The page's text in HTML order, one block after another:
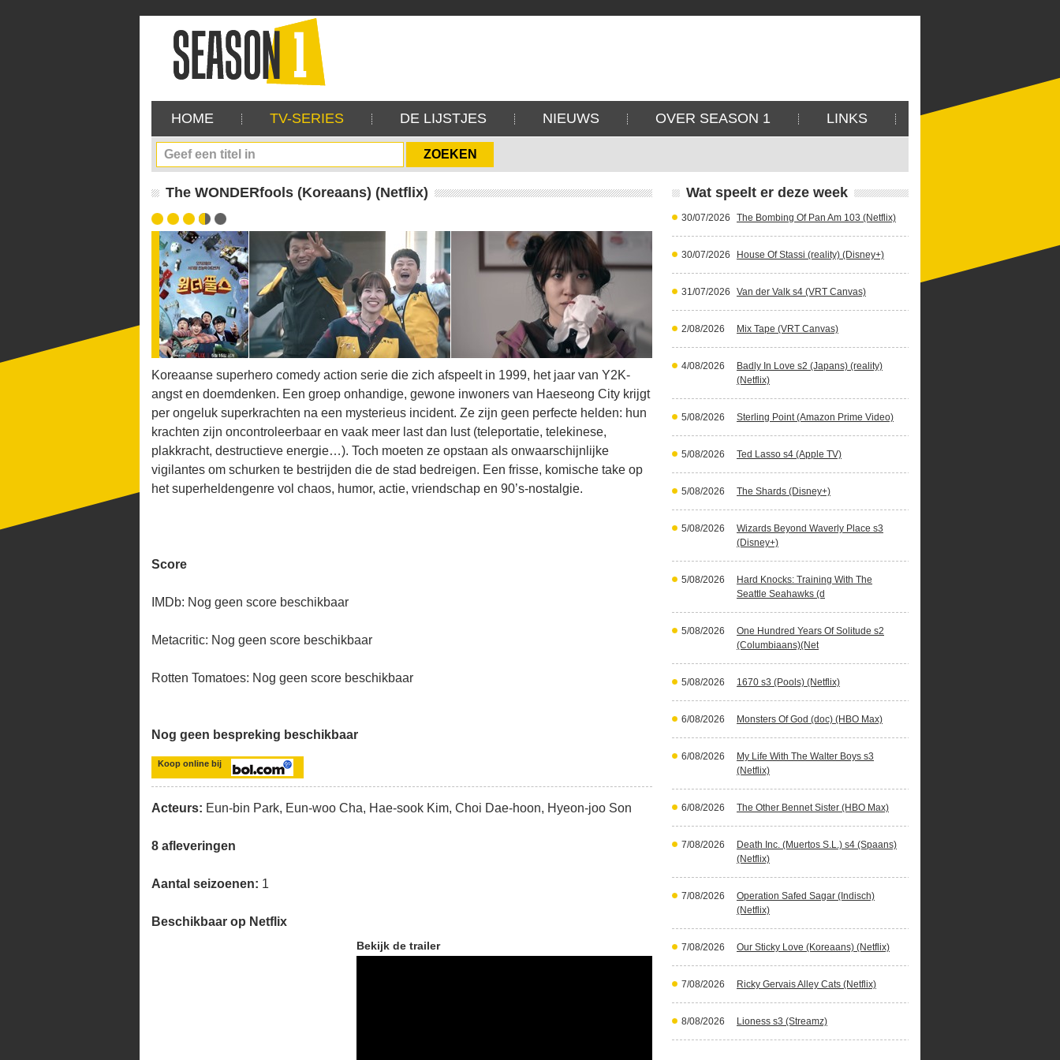
HOME TV-SERIES DE LIJSTJES NIEUWS OVER SEASON 1 LINKS
The WONDERfools (Koreaans) (Netflix)
Koreaanse superhero comedy action serie die zich afspeelt in 1999, het jaar van Y2K-
angst en doemdenken. Een groep onhandige, gewone inwoners van Haeseong City krijgt
per ongeluk superkrachten na een mysterieus incident. Ze zijn geen perfecte helden: hun
krachten zijn oncontroleerbaar en vaak meer last dan lust (teleportatie, telekinese,
plakkracht, destructieve energie…). Toch moeten ze opstaan als onwaarschijnlijke
vigilantes om schurken te bestrijden die de stad bedreigen. Een frisse, komische take op
het superheldengenre vol chaos, humor, actie, vriendschap en 90’s-nostalgie.
Score
IMDb: Nog geen score beschikbaar
Metacritic: Nog geen score beschikbaar
Rotten Tomatoes: Nog geen score beschikbaar
Nog geen bespreking beschikbaar
Koop online bij
Acteurs: Eun-bin Park, Eun-woo Cha, Hae-sook Kim, Choi Dae-hoon, Hyeon-joo Son
8 afleveringen
Aantal seizoenen: 1
Beschikbaar op Netflix
Bekijk de trailer
Wat speelt er deze week
30/07/2026 The Bombing Of Pan Am 103 (Netflix)
30/07/2026 House Of Stassi (reality) (Disney+)
31/07/2026 Van der Valk s4 (VRT Canvas)
2/08/2026 Mix Tape (VRT Canvas)
4/08/2026
Badly In Love s2 (Japans) (reality)
(Netflix)
5/08/2026 Sterling Point (Amazon Prime Video)
5/08/2026 Ted Lasso s4 (Apple TV)
5/08/2026 The Shards (Disney+)
5/08/2026
Wizards Beyond Waverly Place s3
(Disney+)
5/08/2026
Hard Knocks: Training With The
Seattle Seahawks (d
5/08/2026
One Hundred Years Of Solitude s2
(Columbiaans)(Net
5/08/2026 1670 s3 (Pools) (Netflix)
6/08/2026 Monsters Of God (doc) (HBO Max)
6/08/2026
My Life With The Walter Boys s3
(Netflix)
6/08/2026 The Other Bennet Sister (HBO Max)
7/08/2026
Death Inc. (Muertos S.L.) s4 (Spaans)
(Netflix)
7/08/2026
Operation Safed Sagar (Indisch)
(Netflix)
7/08/2026 Our Sticky Love (Koreaans) (Netflix)
7/08/2026 Ricky Gervais Alley Cats (Netflix)
8/08/2026 Lioness s3 (Streamz)